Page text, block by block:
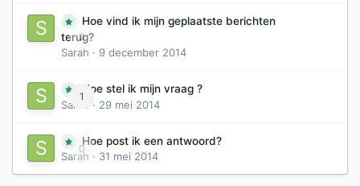
0
Hoe vind ik mijn geplaatste berichten
terug?
Sarah · 9 december 2014
1
Hoe stel ik mijn vraag ?
Sarah
· 29 mei 2014
0
Hoe post ik een antwoord?
Sarah · 31 mei 2014